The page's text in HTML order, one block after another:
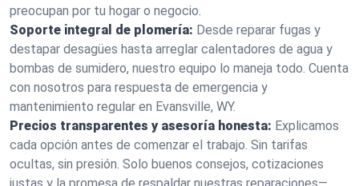
preocupan por tu hogar o negocio.
Soporte integral de plomería: Desde reparar fugas y
destapar desagües hasta arreglar calentadores de agua y
bombas de sumidero, nuestro equipo lo maneja todo. Cuenta
con nosotros para respuesta de emergencia y
mantenimiento regular en Evansville, WY.
Precios transparentes y asesoría honesta: Explicamos
cada opción antes de comenzar el trabajo. Sin tarifas
ocultas, sin presión. Solo buenos consejos, cotizaciones